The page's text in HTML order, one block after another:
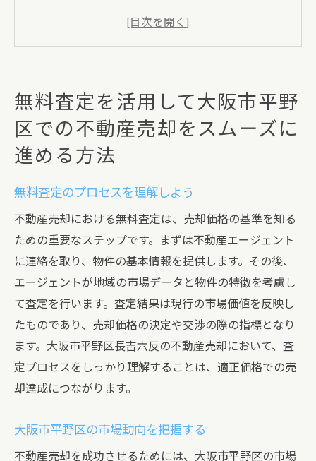
大阪市平野区の市場動向を把握する
無料査定を受ける際の準備事項
査定後の行動計画を立てる
不動産売却の成功への第一歩無料査定の重要性
無料査定が提供する情報の価値
売却成功に向けた初期ステップの重要性
適正価格設定のための無料査定の利点
不動産売却における無料サービスの意義
査定結果を最大限に活用する方法
大阪市平野区での無料査定による不動産売却の
適正価格の把握
市場価格と適正価格の違いを理解する
査定価格に影響を与える要素
無料査定を活用して大阪市平野
区での不動産売却をスムーズに
進める方法
無料査定のプロセスを理解しよう
不動産売却における無料査定は、売却価格の基準を知る
ための重要なステップです。まずは不動産エージェント
に連絡を取り、物件の基本情報を提供します。その後、
エージェントが地域の市場データと物件の特徴を考慮し
て査定を行います。査定結果は現行の市場価値を反映し
たものであり、売却価格の決定や交渉の際の指標となり
ます。大阪市平野区長吉六反の不動産売却において、査
定プロセスをしっかり理解することは、適正価格での売
却達成につながります。
大阪市平野区の市場動向を把握する
不動産売却を成功させるためには、大阪市平野区の市場